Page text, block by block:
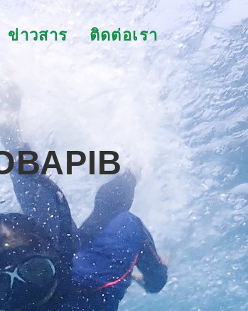
ข่าวสาร ติดต่อเรา